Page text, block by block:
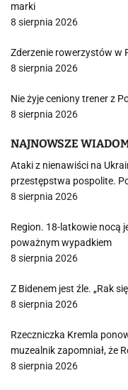
marki
8 sierpnia 2026
Zderzenie rowerzystów w
8 sierpnia 2026
Nie żyje ceniony trener z
8 sierpnia 2026
NAJNOWSZE
Ataki z nienawiści na
przestępstwa pospolite.
8 sierpnia 2026
Region. 18-latkowie nocą
poważnym wypadkiem
8 sierpnia 2026
Z Bidenem jest źle. „Rak
8 sierpnia 2026
Rzeczniczka Kremla
muzealnik zapomniał, że
8 sierpnia 2026